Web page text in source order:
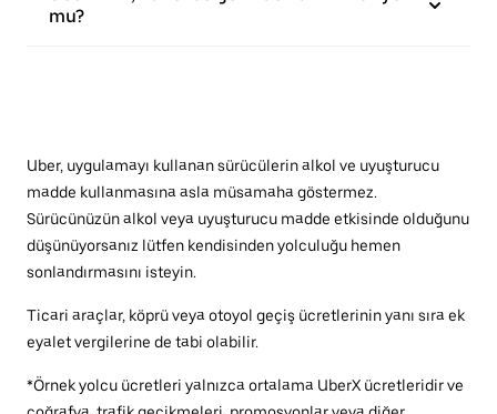
mu?
Uber, uygulamayı kullanan sürücülerin alkol ve uyuşturucu
madde kullanmasına asla müsamaha göstermez.
Sürücünüzün alkol veya uyuşturucu madde etkisinde olduğunu
düşünüyorsanız lütfen kendisinden yolculuğu hemen
sonlandırmasını isteyin.
Ticari araçlar, köprü veya otoyol geçiş ücretlerinin yanı sıra ek
eyalet vergilerine de tabi olabilir.
*Örnek yolcu ücretleri yalnızca ortalama UberX ücretleridir ve